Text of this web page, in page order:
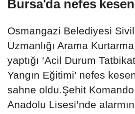
Bursa'da nefes
Osmangazi Belediyesi
Uzmanlığı Arama
yaptığı ‘Acil Durum
Yangın Eğitimi’ nefes
sahne oldu.Şehit
Anadolu Lisesi’nde